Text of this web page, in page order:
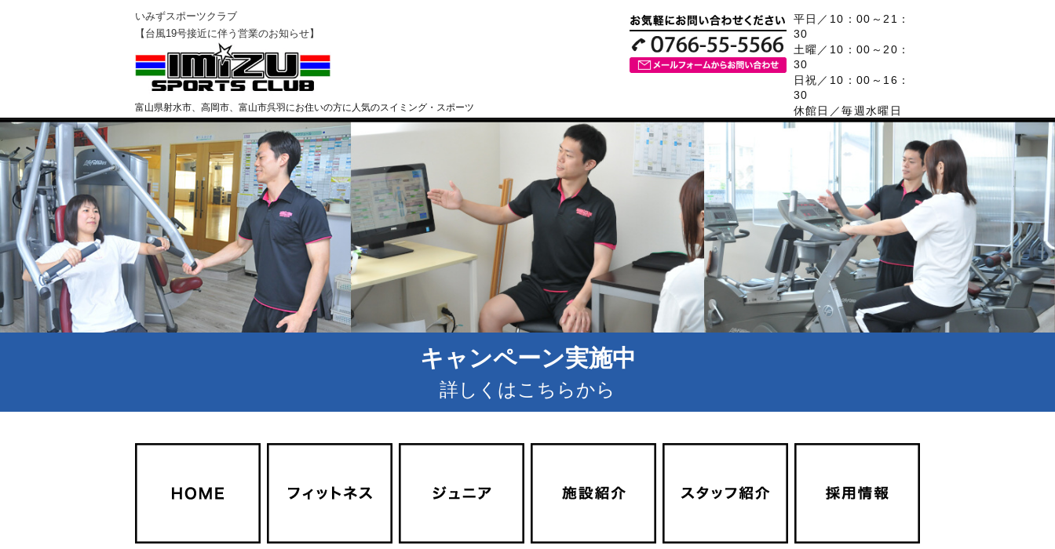
いみずスポーツクラブ
【台風19号接近に伴う営業のお知らせ】
富山県射水市、高岡市、富山市呉羽にお住いの方に人気のスイミング・スポーツ
平日／10：00～21：
30
土曜／10：00～20：
30
日祝／10：00～16：
30
休館日／毎週水曜日
キャンペーン実施中
詳しくはこちらから